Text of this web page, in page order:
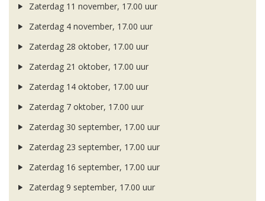
Zaterdag 11 november, 17.00 uur
Zaterdag 4 november, 17.00 uur
Zaterdag 28 oktober, 17.00 uur
Zaterdag 21 oktober, 17.00 uur
Zaterdag 14 oktober, 17.00 uur
Zaterdag 7 oktober, 17.00 uur
Zaterdag 30 september, 17.00 uur
Zaterdag 23 september, 17.00 uur
Zaterdag 16 september, 17.00 uur
Zaterdag 9 september, 17.00 uur